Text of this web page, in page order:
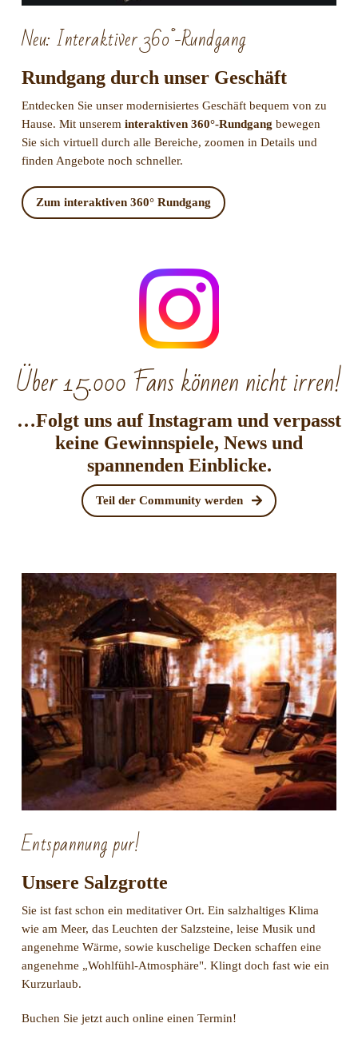
Neu: Interaktiver 360°-Rundgang
Rundgang durch unser Geschäft
Entdecken Sie unser modernisiertes Geschäft bequem von zu
Hause. Mit unserem interaktiven 360°-Rundgang bewegen
Sie sich virtuell durch alle Bereiche, zoomen in Details und
finden Angebote noch schneller.
Zum interaktiven 360° Rundgang
Über 15.000 Fans können nicht irren!
…Folgt uns aufInstagram und verpasst
keine Gewinnspiele, News und
spannenden Einblicke.
Teil der Community werden
Entspannung pur!
Unsere Salzgrotte
Sie ist fast schon ein meditativer Ort. Ein salzhaltiges Klima
wie am Meer, das Leuchten der Salzsteine, leise Musik und
angenehme Wärme, sowie kuschelige Decken schaffen eine
angenehme „Wohlfühl-Atmosphäre". Klingt doch fast wie ein
Kurzurlaub.
Buchen Sie jetzt auch online einen Termin!